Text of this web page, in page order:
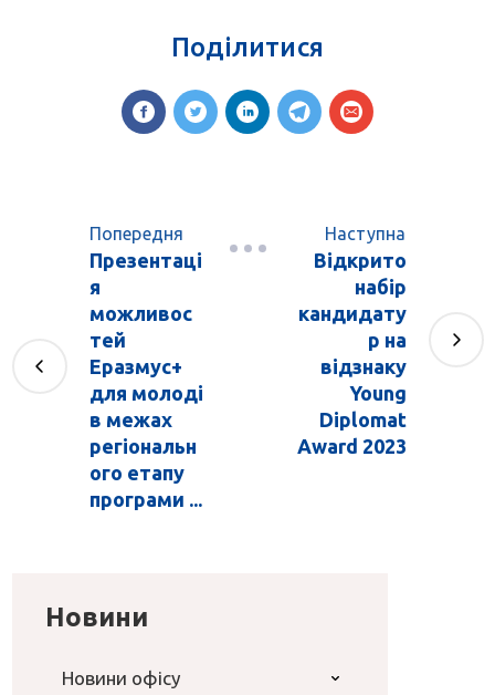
Поділитися
Попередня
Презентаці
я
можливос
тей
Еразмус+
для молоді
в межах
регіональн
ого етапу
програми ...
Наступна
Відкрито
набір
кандидату
р на
відзнаку
Young
Diplomat
Award 2023
Новини
Новини офісу